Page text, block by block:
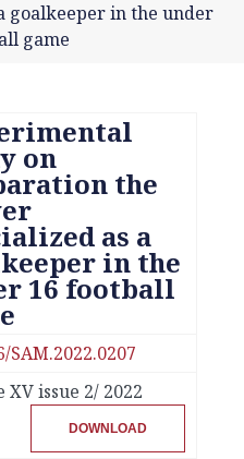
goalkeeper in the under
game
on
the
as a
in the
16 football
SAM.2022.0207
XV issue 2/ 2022
DOWNLOAD